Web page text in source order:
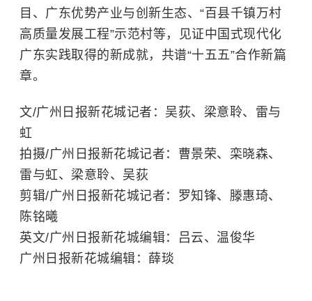
目、广东优势产业与创新生态、“百县千镇万村
高质量发展工程”示范村等，见证中国式现代化
广东实践取得的新成就，共谱“十五五”合作新篇
章。
文/广州日报新花城记者：吴荻、梁意聆、雷与
虹
拍摄/广州日报新花城记者：曹景荣、栾晓森、
雷与虹、梁意聆、吴荻
剪辑/广州日报新花城记者：罗知锋、滕惠琦、
陈铭曦
英文/广州日报新花城编辑：吕云、温俊华
广州日报新花城编辑：薛琰